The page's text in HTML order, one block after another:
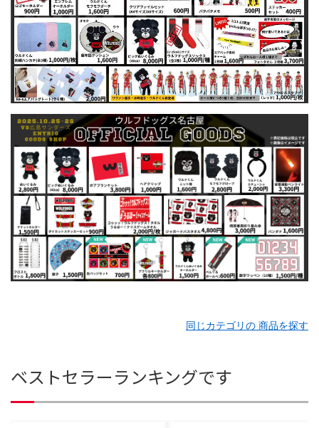
同じカテゴリの 商品を探す
ベストセラーランキングです